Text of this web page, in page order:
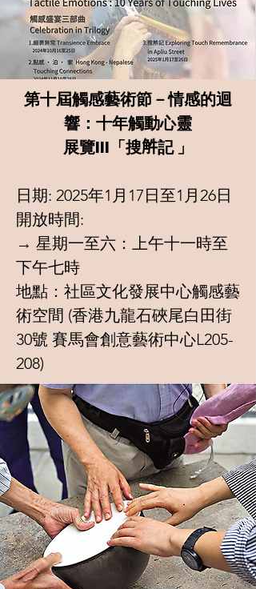
第十屆觸感藝術節－情感的迴
響：十年觸動心靈
展覽III「搜𧣈記 」
日期: 2025年1月17日至1月26日
開放時間:
→ 星期一至六：上午十一時至
下午七時
地點：社區文化發展中心觸感藝
術空間 (香港九龍石硤尾白田街
30號 賽馬會創意藝術中心L205-
208)